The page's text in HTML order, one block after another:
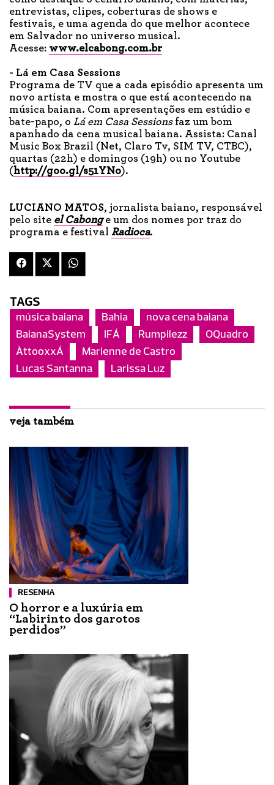
entrevistas, clipes, coberturas de shows e
festivais, e uma agenda do que melhor acontece
em Salvador no universo musical.
Acesse: www.elcabong.com.br
- Lá em Casa Sessions
Programa de TV que a cada episódio apresenta um
novo artista e mostra o que está acontecendo na
música baiana. Com apresentações em estúdio e
bate-papo, o Lá em Casa Sessionsfaz um bom
apanhado da cena musical baiana. Assista: Canal
Music Box Brazil (Net, Claro Tv, SIM TV, CTBC),
quartas (22h) e domingos (19h) ou no Youtube
(http://goo.gl/s51YNo).
LUCIANO MATOS, jornalista baiano, responsável
pelo site el Cabong e um dos nomes por traz do
programa e festival Radioca.
TAGS
música baiana Bahia
nova cena baiana
BaianaSystem
IFÁ Rumpilezz
OQuadro
ÀttooxxÁ
Marienne de Castro
Lucas Santanna
Larissa Luz
veja também
RESENHA
O horror e a luxúria em
“Labirinto dos garotos
perdidos”